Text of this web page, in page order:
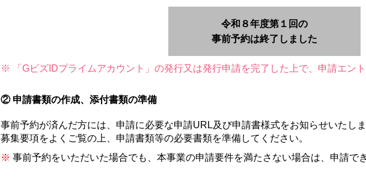
令和８年度第１回の
事前予約は終了しました
※ 「GビズIDプライムアカウント」の発行又は発行申請を完了した上で、申請エン
② 申請書類の作成、添付書類の準備
事前予約が済んだ方には、申請に必要な申請URL及び申請書様式をお知らせいたし
募集要項をよくご覧の上、申請書類等の必要書類を準備してください。
※ 事前予約をいただいた場合でも、本事業の申請要件を満たさない場合は、申請で